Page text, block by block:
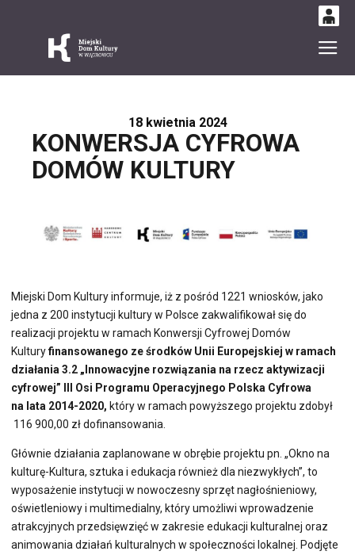
14 49
18 kwietnia 2024
KONWERSJA CYFROWA
DOMÓW KULTURY
Miejski Dom Kultury informuje, iż z pośród 1221 wniosków, jako
jedna z 200 instytucji kultury w Polsce zakwalifikował się do
realizacji projektu w ramach Konwersji Cyfrowej Domów
Kulturyfinansowanego ze środków Unii Europejskiej w ramach
działania 3.2 „Innowacyjne rozwiązania na rzecz aktywizacji
cyfrowej” III Osi Programu Operacyjnego Polska Cyfrowa
na lata 2014-2020, który w ramach powyższego projektu zdobył
116 900,00 zł dofinansowania.
Głównie działania zaplanowane w obrębie projektu pn. „Okno na
kulturę-Kultura, sztuka i edukacja również dla niezwykłych”, to
wyposażenie instytucji w nowoczesny sprzęt nagłośnieniowy,
oświetleniowy i multimedialny, który umożliwi wprowadzenie
atrakcyjnych przedsięwzięć w zakresie edukacji kulturalnej oraz
animowania działań kulturalnych w społeczności lokalnej. Podjęte